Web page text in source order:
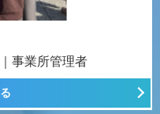
事業所管理者